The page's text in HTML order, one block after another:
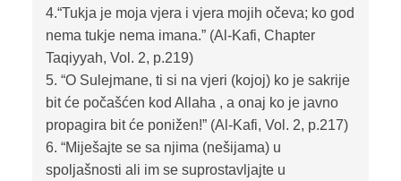
4.“Tukja je moja vjera i vjera mojih očeva; ko god
nema tukje nema imana.” (Al-Kafi, Chapter
Taqiyyah, Vol. 2, p.219)
5. “O Sulejmane, ti si na vjeri (kojoj) ko je sakrije
bit će počašćen kod Allaha , a onaj ko je javno
propagira bit će ponižen!” (Al-Kafi, Vol. 2, p.217)
6. “Miješajte se sa njima (nešijama) u
spoljašnosti ali im se suprostavljajte u